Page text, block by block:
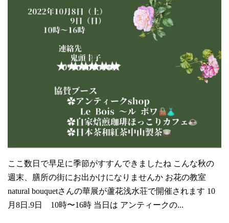
ここ数日で早足に季節がすすんできましたね こんな秋の
週末、膳所の街にお出かけになりませんか お花の教室
natural bouquetさんの華展が蘆花浅水荘で開催されます 10
月8日.9日 10時〜16時 当日は アンティークの...